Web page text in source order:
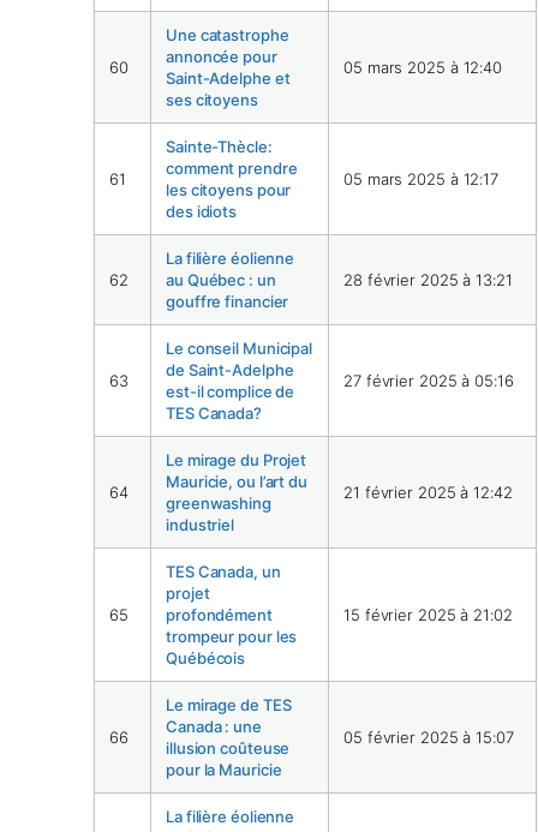
60
Une catastrophe
annoncée pour
Saint-Adelphe et
ses citoyens
05 mars 2025 à 12:40
61
Sainte-Thècle:
comment prendre
les citoyens pour
des idiots
05 mars 2025 à 12:17
62
La filière éolienne
au Québec : un
gouffre financier
28 février 2025 à 13:21
63
Le conseil Municipal
de Saint-Adelphe
est-il complice de
TES Canada?
27 février 2025 à 05:16
64
Le mirage du Projet
Mauricie, ou l’art du
greenwashing
industriel
21 février 2025 à 12:42
65
TES Canada, un
projet
profondément
trompeur pour les
Québécois
15 février 2025 à 21:02
66
Le mirage de TES
Canada : une
illusion coûteuse
pour la Mauricie
05 février 2025 à 15:07
La filière éolienne